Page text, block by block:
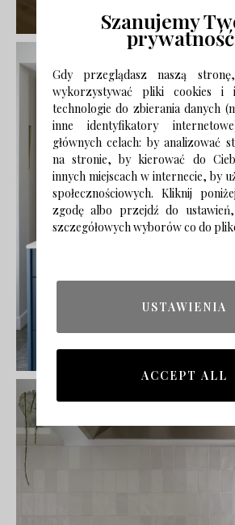
Szanujemy
prywatność
Gdy przeglądasz naszą
wykorzystywać pliki cookies i
technologie do zbierania danych
inne identyfikatory
głównych celach: by analizować
na stronie, by kierować do
innych miejscach w internecie, by
społecznościowych. Kliknij
zgodę albo przejdź do
szczegółowych wyborów co do
USTAWIENIA
ACCEPT ALL